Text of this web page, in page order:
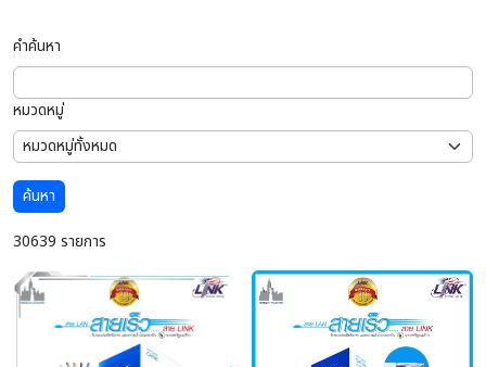
คำค้นหา
หมวดหมู่
ค้นหา
30639 รายการ